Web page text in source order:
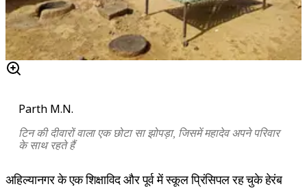
Parth M.N.
टिन की दीवारों वाला एक छोटा सा झोपड़ा, जिसमें महादेव अपने परिवार
के साथ रहते हैं
अहिल्यानगर के एक शिक्षाविद और पूर्व में स्कूल प्रिंसिपल रह चुके हेरंब